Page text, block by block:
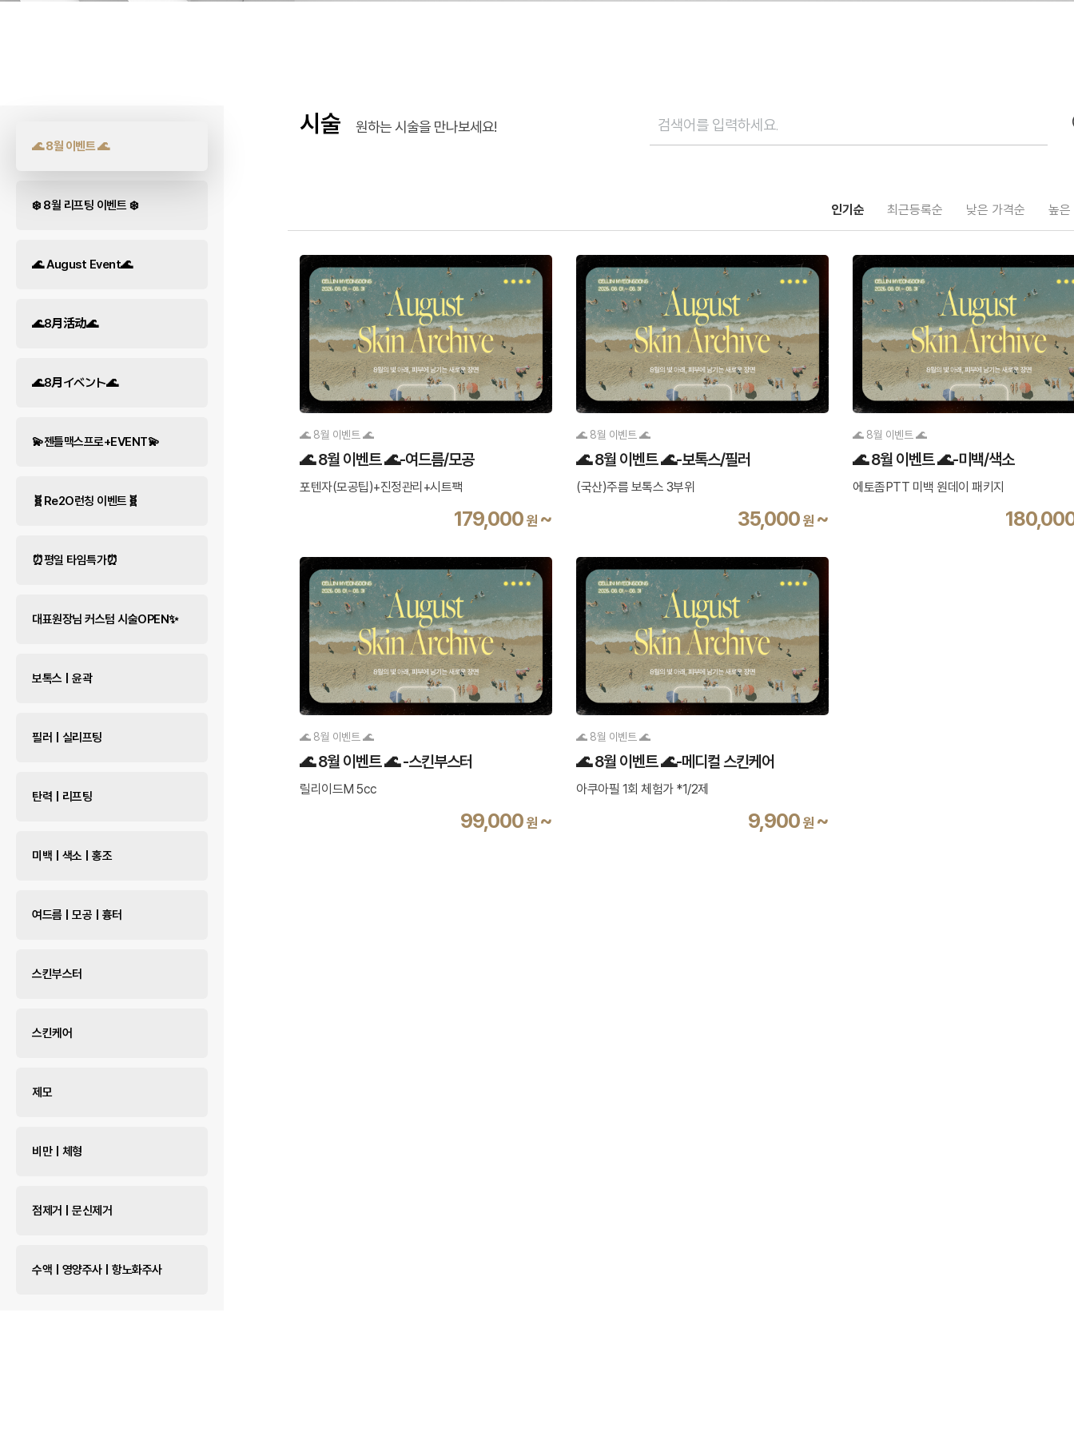
🌊 8월 이벤트 🌊
❄️ 8월 리프팅 이벤트 ❄️
🌊 August Event🌊
🌊8月活动🌊
🌊8月イベント🌊
💫젠틀맥스프로+EVENT💫
🧬Re2O런칭 이벤트🧬
⏰평일 타임특가⏰
대표원장님 커스텀 시술OPEN✨
보톡스 | 윤곽
필러 | 실리프팅
탄력 | 리프팅
미백 | 색소 | 홍조
여드름 | 모공 | 흉터
스킨부스터
스킨케어
제모
비만 | 체형
점제거 | 문신제거
수액 | 영양주사 | 항노화주사
시술 원하는 시술을 만나보세요!
인기순 최근등록순 낮은 가격순 높은
🌊 8월 이벤트 🌊
🌊 8월 이벤트 🌊-여드름/모공
포텐자(모공팁)+진정관리+시트팩
179,000 원 ~
🌊 8월 이벤트 🌊
🌊 8월 이벤트 🌊-보톡스/필러
(국산)주름 보톡스 3부위
35,000 원 ~
🌊 8월 이벤트 🌊
🌊 8월 이벤트 🌊-미백/색소
에토좀PTT 미백 원데이 패키지
🌊 8월 이벤트 🌊
🌊 8월 이벤트 🌊 -스킨부스터
릴리이드M 5cc
99,000 원 ~
🌊 8월 이벤트 🌊
🌊 8월 이벤트 🌊-메디컬 스킨케어
아쿠아필 1회 체험가 *1/2제
9,900 원 ~